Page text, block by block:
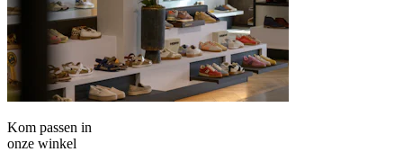
Kom passen in
onze winkel